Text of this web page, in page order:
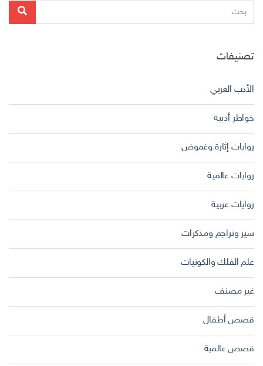
البحث
عن:
بحث
تصنيفات
الأدب العربي
خواطر أدبية
روايات إثارة وغموض
روايات عالمية
روايات عربية
سير وتراجم ومذكرات
علم الفلك والكونيات
غير مصنف
قصص أطفال
قصص عالمية